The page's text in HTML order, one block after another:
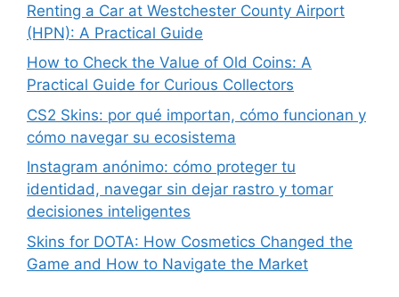
Renting a Car at Westchester County Airport
(HPN): A Practical Guide
How to Check the Value of Old Coins: A
Practical Guide for Curious Collectors
CS2 Skins: por qué importan, cómo funcionan y
cómo navegar su ecosistema
Instagram anónimo: cómo proteger tu
identidad, navegar sin dejar rastro y tomar
decisiones inteligentes
Skins for DOTA: How Cosmetics Changed the
Game and How to Navigate the Market